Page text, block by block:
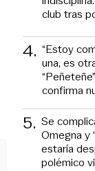
club tras
4. “Estoy
una, es
confirma
5. Se
Omegna y
estaría
polémico